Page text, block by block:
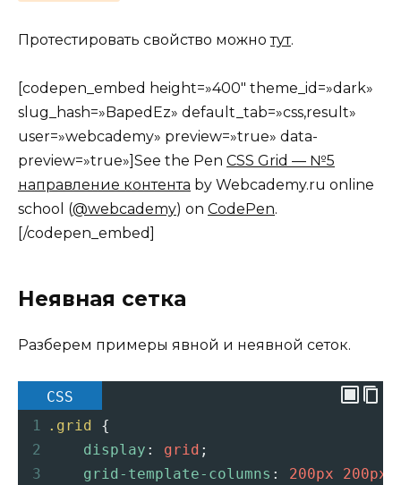
Протестировать свойство можнотут.
[codepen_embed height=»400″ theme_id=»dark»
slug_hash=»BapedEz» default_tab=»css,result»
user=»webcademy» preview=»true» data-
preview=»true»]See the Pen CSS Grid — №5
направление контента by Webcademy.ru online
school (@webcademy) on CodePen.
[/codepen_embed]
Неявная сетка
Разберем примеры явной и неявной сеток.
CSS
1 .grid {
2
display : grid ;
3
grid-template-columns : 200px 200px